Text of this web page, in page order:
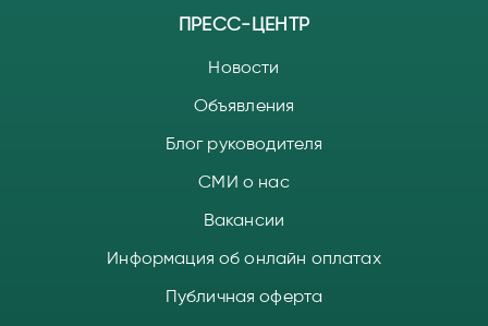
ПРЕСС-ЦЕНТР
Новости
Объявления
Блог руководителя
СМИ о нас
Вакансии
Информация об онлайн оплатах
Публичная оферта